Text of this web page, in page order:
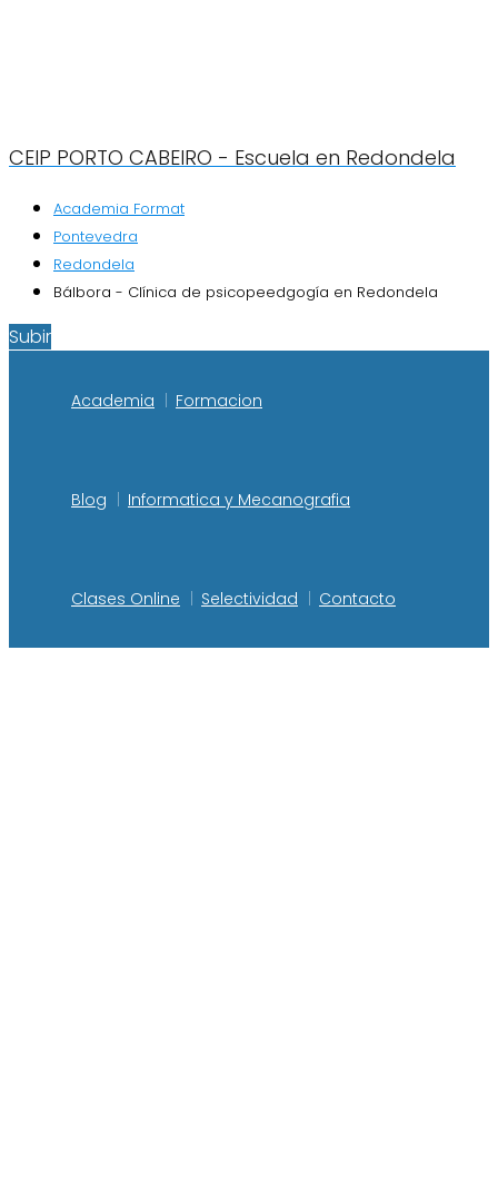
CEIP PORTO CABEIRO - Escuela en Redondela
Academia Format
Pontevedra
Redondela
Bálbora - Clínica de psicopeedgogía en Redondela
Subir
Academia Formacion
Blog Informatica y Mecanografia
Clases Online Selectividad Contacto